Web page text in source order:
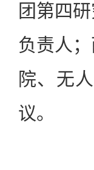
团第四
负责人
院、无
议。